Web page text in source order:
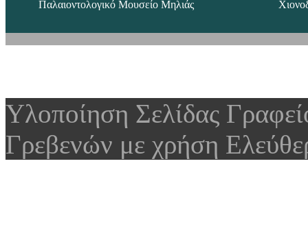
Παλαιοντολογικό Μουσείο Μηλιάς
Υλοποίηση Σελίδας
Γρεβενών με χρήση